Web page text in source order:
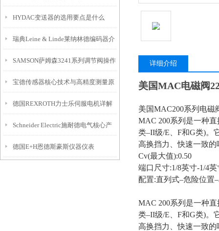
HYDAC变送器的选用要点是什么
瑞典Leine & Linde莱纳林德编码器介
绍
SAMSON萨姆森3241系列调节阀操作
与维护指南
宝德传感器核心技术与高精度测量原
理解析
德国REXROTH力士乐伺服电机详解
Schneider Electric施耐德电气核心产
品线
德国E+H恩德斯豪斯仪器仪表
详细介绍
美国MAC电磁阀
美国MAC200系列电磁
MAC 200系列是一种
类–II级/E、F和G类)。
高换挡力、快速一致
Cv(最大值):0.50
端口尺寸:1/8英寸-1/4英
配置:直列式–危险位置
MAC 200系列是一种
类–II级/E、F和G类)。
高换挡力、快速一致